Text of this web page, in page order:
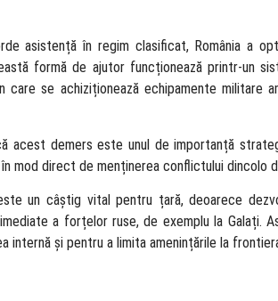
asistență în regim clasificat, România a
formă de ajutor funcționează printr-un
care se achiziționează echipamente militare
acest demers este unul de importanță
mod direct de menținerea conflictului dincolo
un câștig vital pentru țară, deoarece
a forțelor ruse, de exemplu la Galați.
și pentru a limita amenințările la